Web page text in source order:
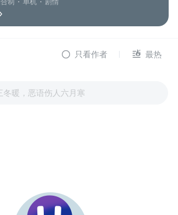
只看作者 最热
冬暖，恶语伤人六月寒